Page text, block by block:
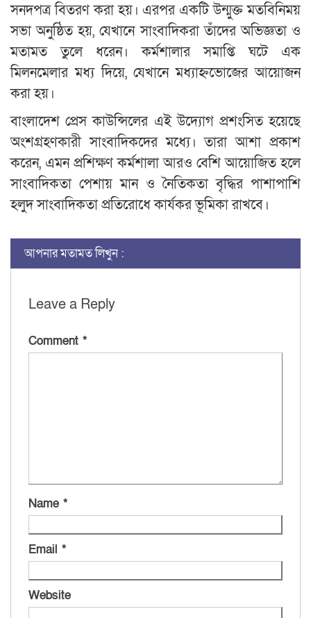
সনদপত্র বিতরণ করা হয়। এরপর একটি উন্মুক্ত মতবিনিময়
সভা অনুষ্ঠিত হয়, যেখানে সাংবাদিকরা তাঁদের অভিজ্ঞতা ও
মতামত তুলে ধরেন। কর্মশালার সমাপ্তি ঘটে এক
মিলনমেলার মধ্য দিয়ে, যেখানে মধ্যাহ্নভোজের আয়োজন
করা হয়।
বাংলাদেশ প্রেস কাউন্সিলের এই উদ্যোগ প্রশংসিত হয়েছে
অংশগ্রহণকারী সাংবাদিকদের মধ্যে। তারা আশা প্রকাশ
করেন, এমন প্রশিক্ষণ কর্মশালা আরও বেশি আয়োজিত হলে
সাংবাদিকতা পেশায় মান ও নৈতিকতা বৃদ্ধির পাশাপাশি
হলুদ সাংবাদিকতা প্রতিরোধে কার্যকর ভূমিকা রাখবে।
আপনার মতামত লিখুন :
Leave a Reply
Comment *
Name *
Email *
Website